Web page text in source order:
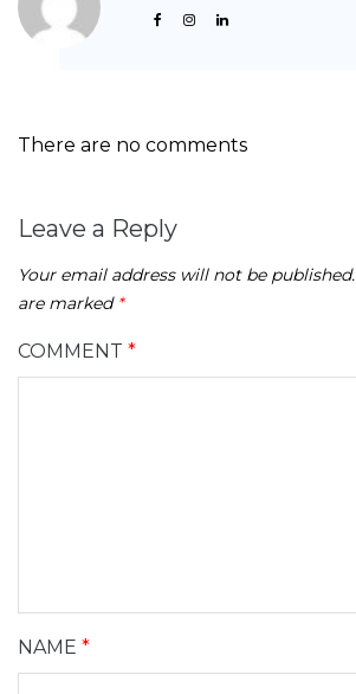
There are no comments
Leave a Reply
Your email address will not be published.
are marked *
COMMENT *
NAME *